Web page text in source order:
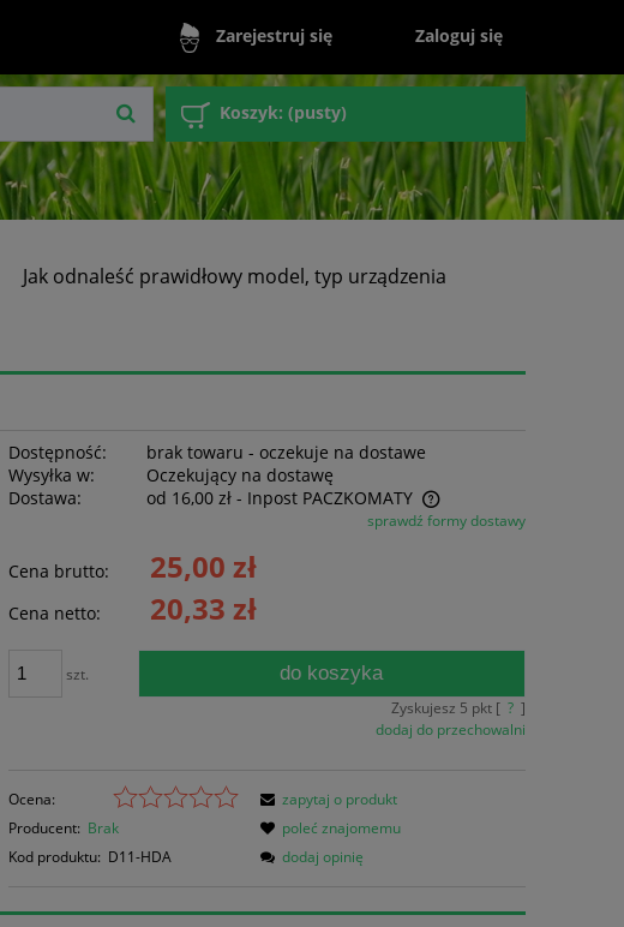
Zarejestruj się Zaloguj się
Koszyk: (pusty)
Jak odnaleść prawidłowy model, typ urządzenia
Dostępność:
brak towaru - oczekuje na dostawe
Wysyłka w:
Oczekujący na dostawę
Dostawa:
od 16,00 zł - Inpost PACZKOMATY
Cena nie zawiera ewentualnych kosztów
płatności
sprawdź formy dostawy
Cena brutto: 25,00 zł
Cena netto: 20,33 zł
szt. do koszyka
Zyskujesz 5 pkt [ ? ]
dodaj do przechowalni
Ocena:
Producent: Brak
Kod produktu: D11-HDA
zapytaj o produkt
poleć znajomemu
dodaj opinię